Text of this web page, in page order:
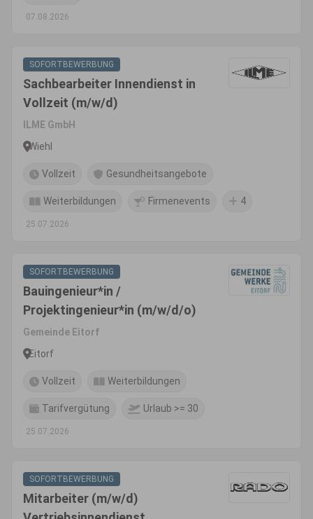
07.08.2026
SOFORTBEWERBUNG
Sachbearbeiter Innendienst in
Vollzeit (m/w/d)
ILME GmbH
Wiehl
Vollzeit Gesundheitsangebote
Weiterbildungen Firmenevents 4
25.07.2026
SOFORTBEWERBUNG
Bauingenieur*in /
Projektingenieur*in (m/w/d/o)
Gemeinde Eitorf
Eitorf
Vollzeit Weiterbildungen
Tarifvergütung Urlaub >= 30
25.07.2026
SOFORTBEWERBUNG
Mitarbeiter (m/w/d)